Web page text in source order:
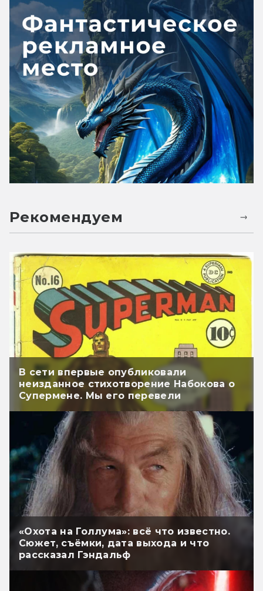
Рекомендуем
В сети впервые опубликовали
неизданное стихотворение Набокова о
Супермене. Мы его перевели
«Охота на Голлума»: всё что известно.
Сюжет, съёмки, дата выхода и что
рассказал Гэндальф